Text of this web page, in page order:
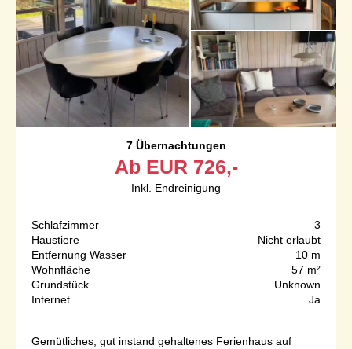
7 Übernachtungen
Ab EUR 726,-
Inkl. Endreinigung
Schlafzimmer
3
Haustiere
Nicht erlaubt
Entfernung Wasser
10 m
Wohnfläche
57 m²
Grundstück
Unknown
Internet
Ja
Gemütliches, gut instand gehaltenes Ferienhaus auf